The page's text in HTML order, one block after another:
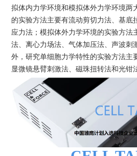
拟体内力学环境和模拟体外力学环境两
的实验方法主要有流动剪切力法、基底
应力法；模拟体外力学环境的实验方法
法、离心力场法、气体加压法、声波刺
外，研究单细胞力学特性的实验方法主
显微镜悬臂刺激法、磁珠扭转法和光钳